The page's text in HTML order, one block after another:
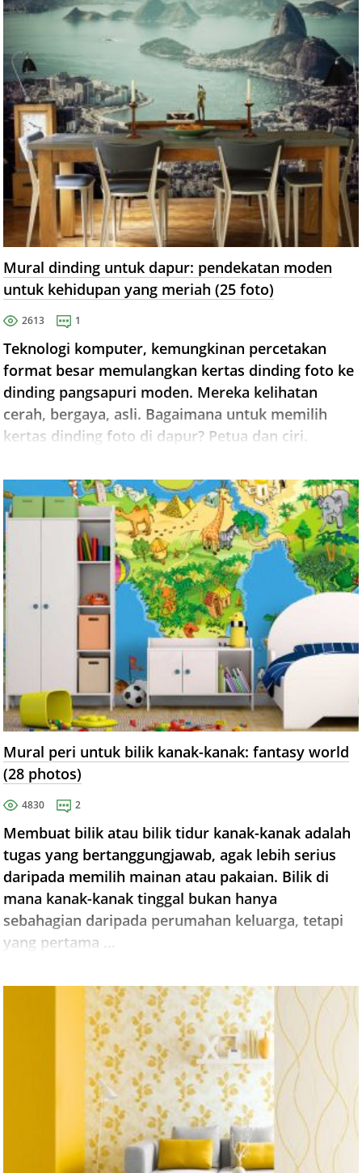
Mural dinding untuk dapur: pendekatan moden
untuk kehidupan yang meriah (25 foto)
2613 1
Teknologi komputer, kemungkinan percetakan
format besar memulangkan kertas dinding foto ke
dinding pangsapuri moden. Mereka kelihatan
cerah, bergaya, asli. Bagaimana untuk memilih
kertas dinding foto di dapur? Petua dan ciri.
Mural peri untuk bilik kanak-kanak: fantasy world
(28 photos)
4830 2
Membuat bilik atau bilik tidur kanak-kanak adalah
tugas yang bertanggungjawab, agak lebih serius
daripada memilih mainan atau pakaian. Bilik di
mana kanak-kanak tinggal bukan hanya
sebahagian daripada perumahan keluarga, tetapi
yang pertama ...